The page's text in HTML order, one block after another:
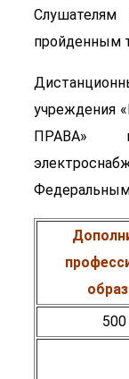
пройденным
ПРАВА»
500